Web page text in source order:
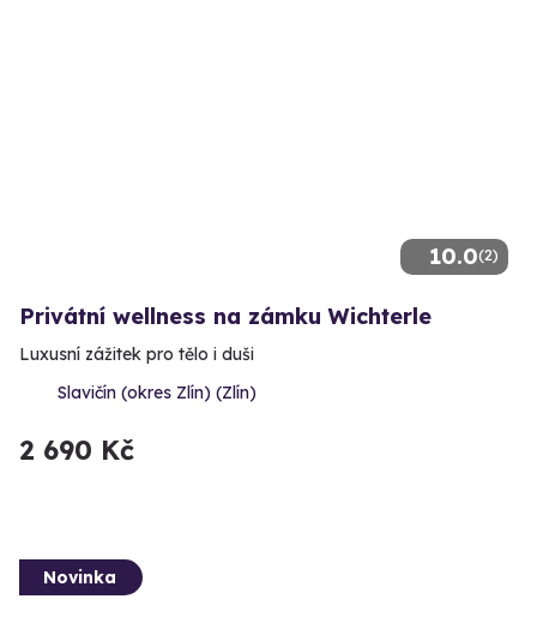
10.0(2)
Privátní wellness na zámku Wichterle
Luxusní zážitek pro tělo i duši
Slavičín (okres Zlín) (Zlín)
2 690 Kč
Novinka